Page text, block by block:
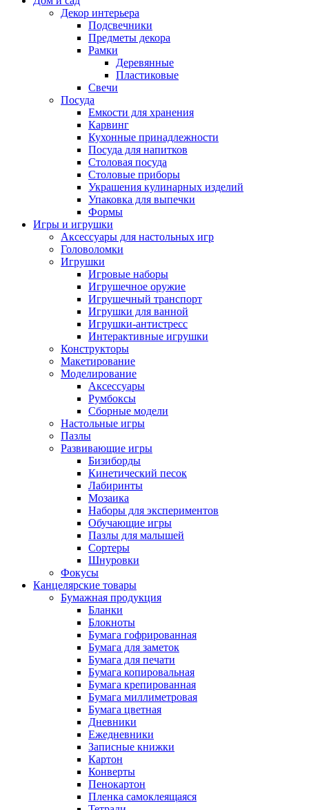
Декор интерьера
Подсвечники
Предметы декора
Рамки
Деревянные
Пластиковые
Свечи
Посуда
Емкости для хранения
Карвинг
Кухонные принадлежности
Посуда для напитков
Столовая посуда
Столовые приборы
Украшения кулинарных изделий
Упаковка для выпечки
Формы
Игры и игрушки
Аксессуары для настольных игр
Головоломки
Игрушки
Игровые наборы
Игрушечное оружие
Игрушечный транспорт
Игрушки для ванной
Игрушки-антистресс
Интерактивные игрушки
Конструкторы
Макетирование
Моделирование
Аксессуары
Румбоксы
Сборные модели
Настольные игры
Пазлы
Развивающие игры
Бизиборды
Кинетический песок
Лабиринты
Мозаика
Наборы для экспериментов
Обучающие игры
Пазлы для малышей
Сортеры
Шнуровки
Фокусы
Канцелярские товары
Бумажная продукция
Бланки
Блокноты
Бумага гофрированная
Бумага для заметок
Бумага для печати
Бумага копировальная
Бумага крепированная
Бумага миллиметровая
Бумага цветная
Дневники
Ежедневники
Записные книжки
Картон
Конверты
Пенокартон
Пленка самоклеящаяся